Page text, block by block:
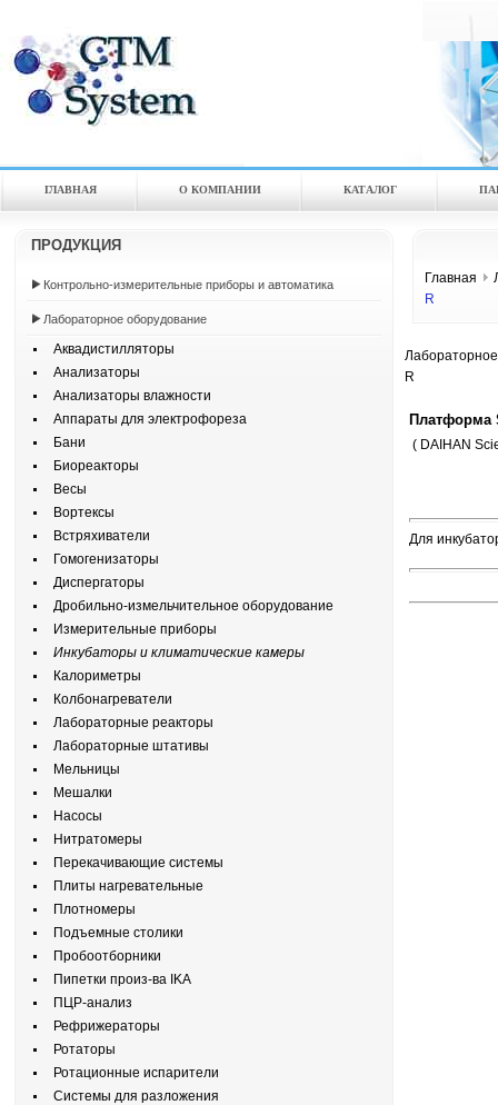
ГЛАВНАЯ О КОМПАНИИ КАТАЛOГ
ПРОДУКЦИЯ
Контрольно-измерительные приборы и автоматика
Лабораторное оборудование
Аквадистилляторы
Анализаторы
Анализаторы влажности
Аппараты для электрофореза
Бани
Биореакторы
Весы
Вортексы
Встряхиватели
Гомогенизаторы
Диспергаторы
Дробильно-измельчительное оборудование
Измерительные приборы
Инкубаторы и климатические камеры
Калориметры
Колбонагреватели
Лабораторные реакторы
Лабораторные штативы
Мельницы
Мешалки
Насосы
Нитратомеры
Перекачивающие системы
Плиты нагревательные
Плотномеры
Подъемные столики
Пробоотборники
Пипетки произ-ва IKA
ПЦР-анализ
Рефрижераторы
Ротаторы
Ротационные испарители
Системы для разложения
Главная
R
R
Платформа
( DAIHAN
Для